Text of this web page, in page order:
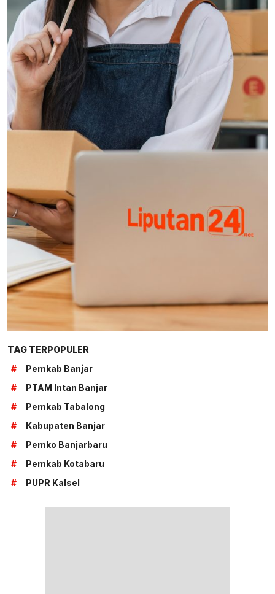
TAG TERPOPULER
#
Pemkab Banjar
#
PTAM Intan Banjar
#
Pemkab Tabalong
#
Kabupaten Banjar
#
Pemko Banjarbaru
#
Pemkab Kotabaru
#
PUPR Kalsel